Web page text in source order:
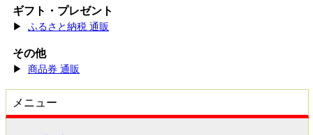
ギフト・プレゼント
▶ ふるさと納税 通販
その他
▶ 商品券 通販
メニュー